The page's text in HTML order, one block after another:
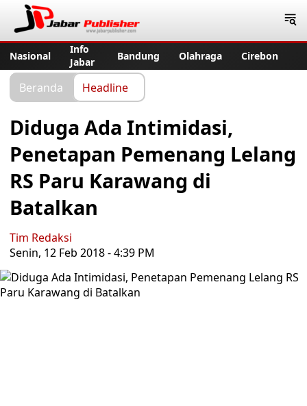
Nasional
Info
Jabar
Bandung Olahraga Cirebon
Beranda Headline
Diduga Ada Intimidasi,
Penetapan Pemenang Lelang
RS Paru Karawang di
Batalkan
Tim Redaksi
Senin, 12 Feb 2018 - 4:39 PM